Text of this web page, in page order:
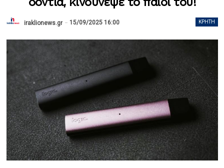
ΚΡΉΤΗ
iraklionews.gr 15/09/2025 16:00